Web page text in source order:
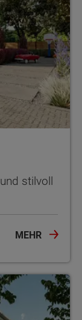
stilvoll
MEHR